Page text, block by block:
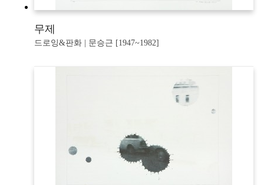
무제
드로잉&판화 | 문승근 [1947~1982]